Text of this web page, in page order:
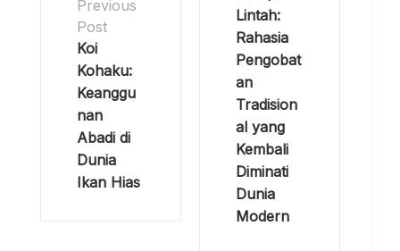
Previous
Post
Koi
Kohaku:
Keanggu
nan
Abadi di
Dunia
Ikan Hias
Lintah:
Rahasia
Pengobat
an
Tradision
al yang
Kembali
Diminati
Dunia
Modern